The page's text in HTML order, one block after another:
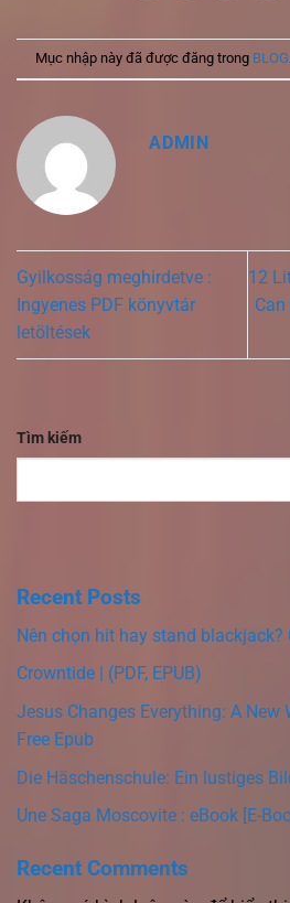
Mục nhập này đã được đăng trong BLOG
ADMIN
Gyilkosság meghirdetve :
Ingyenes PDF könyvtár
letöltések
12
Tìm kiếm
Recent Posts
Nên chọn hit hay stand
Crowntide | (PDF, EPUB)
Jesus Changes Everything: A New
Free Epub
Die Häschenschule: Ein lustiges
Une Saga Moscovite : eBook [E-
Recent Comments